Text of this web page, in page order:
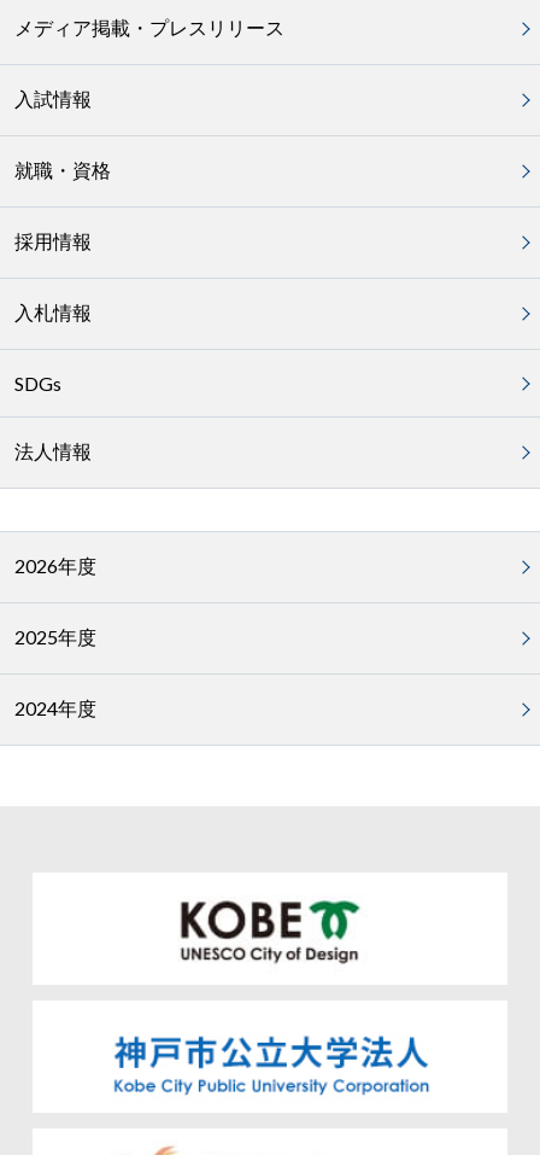
メディア掲載・プレスリリース
入試情報
就職・資格
採用情報
入札情報
SDGs
法人情報
2026年度
2025年度
2024年度